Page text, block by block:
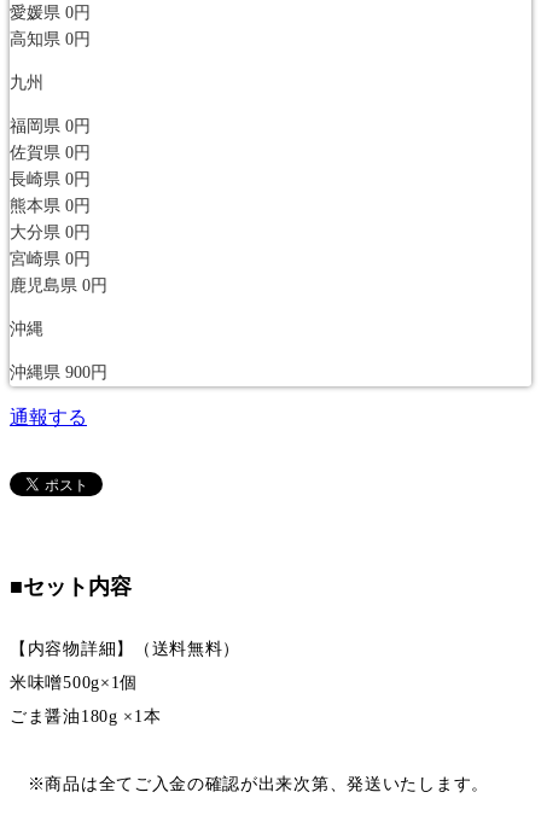
愛媛県 0円
高知県 0円
九州
福岡県 0円
佐賀県 0円
長崎県 0円
熊本県 0円
大分県 0円
宮崎県 0円
鹿児島県 0円
沖縄
沖縄県 900円
通報する
■セット内容
【内容物詳細】（送料無料）
米味噌500g×1個
ごま醤油180g ×1本
※商品は全てご入金の確認が出来次第、発送いたします。